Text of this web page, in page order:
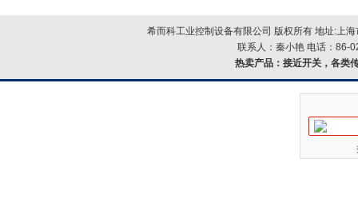
希而科工业控制设备有限公司 版权所有 地址:上
联系人：秦小艳 电话：86-
热卖产品： 接近开关，各类